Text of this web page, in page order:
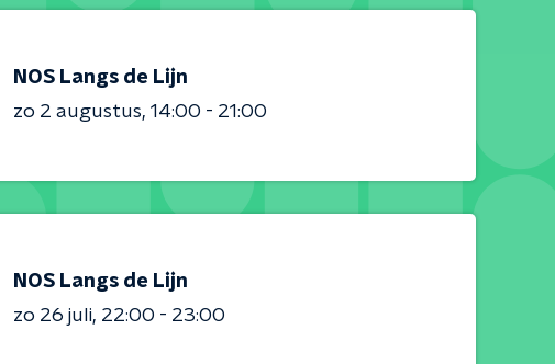
NOS Langs de Lijn
zo 2 augustus 14:00 - 21:00
NOS Langs de Lijn
zo 26 juli 22:00 - 23:00